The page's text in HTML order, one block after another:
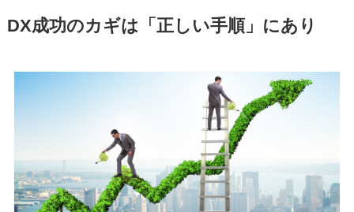
DX成功のカギは「正しい手順」にあり